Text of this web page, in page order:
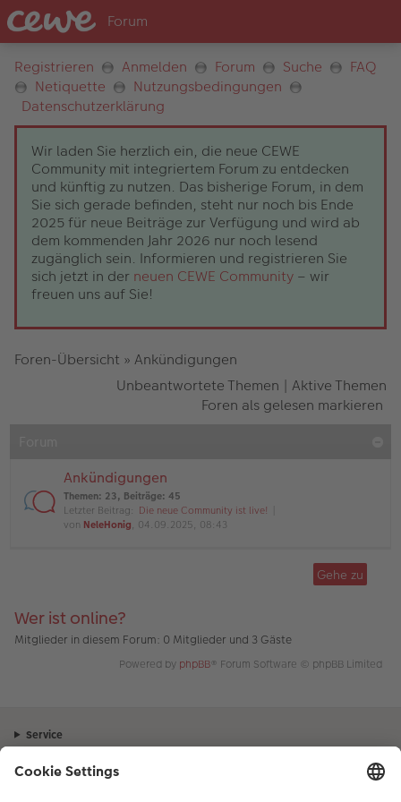
Registrieren Anmelden Forum Suche
FAQ
Netiquette
Nutzungsbedingungen
Datenschutzerklärung
Wir laden Sie herzlich ein, die neue CEWE
Community mit integriertem Forum zu entdecken
und künftig zu nutzen. Das bisherige Forum, in dem
Sie sich gerade befinden, steht nur noch bis Ende
2025 für neue Beiträge zur Verfügung und wird ab
dem kommenden Jahr 2026 nur noch lesend
zugänglich sein. Informieren und registrieren Sie
sich jetzt in der neuen CEWE Community – wir
freuen uns auf Sie!
Foren-Übersicht » Ankündigungen
Unbeantwortete Themen | Aktive Themen
Foren als gelesen markieren
Ankündigungen
Themen: 23, Beiträge: 45
Letzter Beitrag: Die neue Community ist live!
von NeleHonig, 04.09.2025, 08:43
Gehe zu
Wer ist online?
Mitglieder in diesem Forum: 0 Mitglieder und 3 Gäste
Powered by phpBB® Forum Software © phpBB Limited
Service